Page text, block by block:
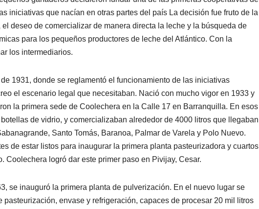
iniciativas que nacían en otras partes del país La decisión fue fruto de la
deseo de comercializar de manera directa la leche y la búsqueda de
para los pequeños productores de leche del Atlántico. Con la
los intermediarios.
1931, donde se reglamentó el funcionamiento de las iniciativas
el escenario legal que necesitaban. Nació con mucho vigor en 1933 y
la primera sede de Coolechera en la Calle 17 en Barranquilla. En esos
de vidrio, y comercializaban alrededor de 4000 litros que llegaban
Santo Tomás, Baranoa, Palmar de Varela y Polo Nuevo.
de estar listos para inaugurar la primera planta pasteurizadora y cuartos
Coolechera logró dar este primer paso en Pivijay, Cesar.
se inauguró la primera planta de pulverización. En el nuevo lugar se
pasteurización, envase y refrigeración, capaces de procesar 20 mil litros